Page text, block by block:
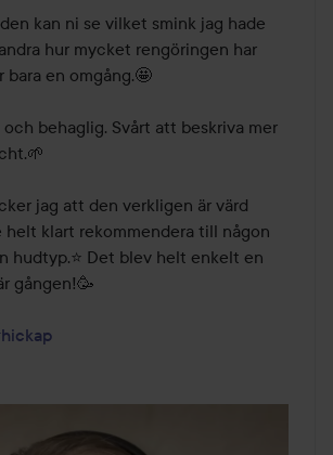
kan ni se vilket smink jag hade
hur mycket rengöringen har
en omgång.🤩
behaglig. Svårt att beskriva mer
jag att den verkligen är värd
helt klart rekommendera till någon
hudtyp.⭐️ Det blev helt enkelt en
gången!🥳